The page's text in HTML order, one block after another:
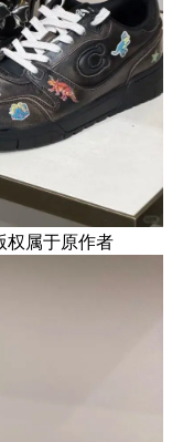
权属于原作者